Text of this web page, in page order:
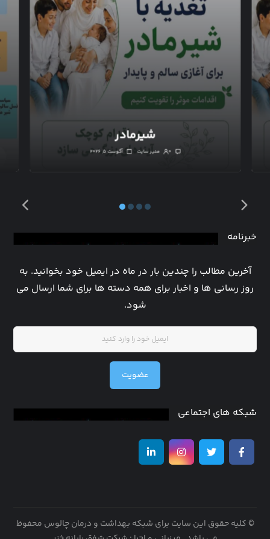
شیرمادر
آگوست ۵, ۲۰۲۶ مدیر سایت ۰
خبرنامه
آخرین مطالب را چندین بار در ماه در ایمیل خود بخوانید. به
روز رسانی ها و اخبار برای همه دسته ها برای شما ارسال می
شود.
عضویت
شبکه های اجتماعی
© کلیه حقوق این سایت برای شبکه بهداشت و درمان چالوس محفوظ